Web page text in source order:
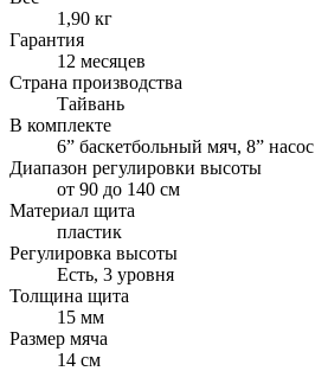
1,90 кг
Гарантия
12 месяцев
Страна производства
Тайвань
В комплекте
6” баскетбольный мяч, 8” насос
Диапазон регулировки высоты
от 90 до 140 см
Материал щита
пластик
Регулировка высоты
Есть, 3 уровня
Толщина щита
15 мм
Размер мяча
14 см